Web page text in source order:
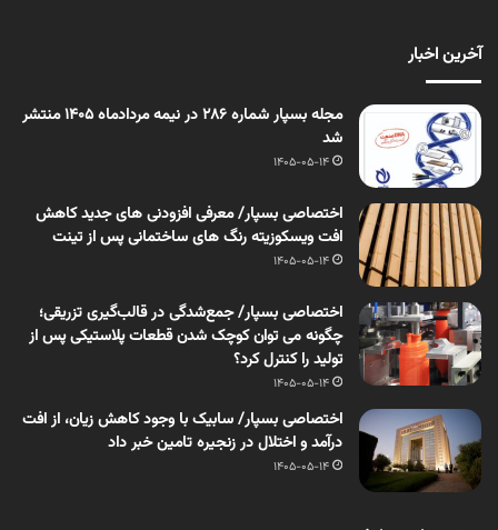
آخرین اخبار
مجله بسپار شماره 286 در نیمه مردادماه 1405 منتشر
شد
1405-05-14
اختصاصی بسپار/ معرفی افزودنی های جدید کاهش
افت ویسکوزیته رنگ های ساختمانی پس از تینت
1405-05-14
اختصاصی بسپار/ جمع‌شدگی در قالب‌گیری تزریقی؛
چگونه می توان کوچک شدن قطعات پلاستیکی پس از
تولید را کنترل کرد؟
1405-05-14
اختصاصی بسپار/ سابیک با وجود کاهش زیان، از افت
درآمد و اختلال در زنجیره تامین خبر داد
1405-05-14